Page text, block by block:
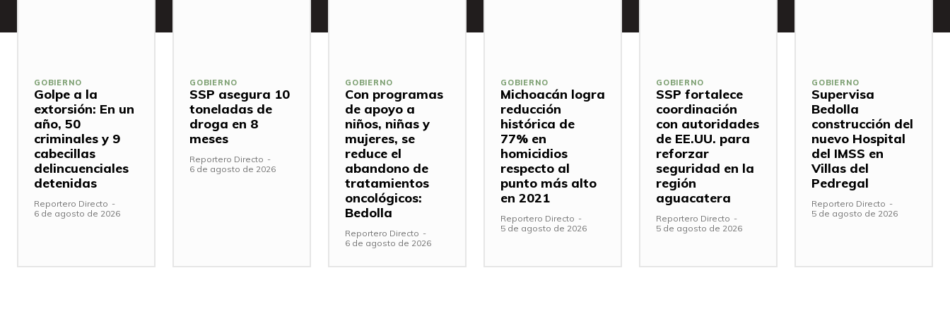
GOBIERNO
Golpe a la
extorsión: En un
año, 50
criminales y 9
cabecillas
delincuenciales
detenidas
Reportero Directo -
6 de agosto de 2026
GOBIERNO
SSP asegura 10
toneladas de
droga en 8
meses
Reportero Directo -
6 de agosto de 2026
GOBIERNO
Con programas
de apoyo a
niños, niñas y
mujeres, se
reduce el
abandono de
tratamientos
oncológicos:
Bedolla
Reportero Directo -
6 de agosto de 2026
GOBIERNO
Michoacán logra
reducción
histórica de
77% en
homicidios
respecto al
punto más alto
en 2021
Reportero Directo -
5 de agosto de 2026
GOBIERNO
SSP fortalece
coordinación
con autoridades
de EE.UU. para
reforzar
seguridad en la
región
aguacatera
Reportero Directo -
5 de agosto de 2026
GOBIERNO
Supervisa
Bedolla
construcción del
nuevo Hospital
del IMSS en
Villas del
Pedregal
Reportero Directo -
5 de agosto de 2026